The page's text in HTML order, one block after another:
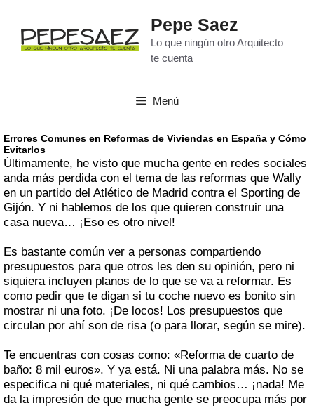
contenido
Pepe Saez
Lo que ningún otro Arquitecto
te cuenta
Menú
Errores Comunes en Reformas de Viviendas en España y Cómo
Evitarlos
Últimamente, he visto que mucha gente en redes sociales
anda más perdida con el tema de las reformas que Wally
en un partido del Atlético de Madrid contra el Sporting de
Gijón. Y ni hablemos de los que quieren construir una
casa nueva… ¡Eso es otro nivel!
Es bastante común ver a personas compartiendo
presupuestos para que otros les den su opinión, pero ni
siquiera incluyen planos de lo que se va a reformar. Es
como pedir que te digan si tu coche nuevo es bonito sin
mostrar ni una foto. ¡De locos! Los presupuestos que
circulan por ahí son de risa (o para llorar, según se mire).
Te encuentras con cosas como: «Reforma de cuarto de
baño: 8 mil euros». Y ya está. Ni una palabra más. No se
especifica ni qué materiales, ni qué cambios… ¡nada! Me
da la impresión de que mucha gente se preocupa más por